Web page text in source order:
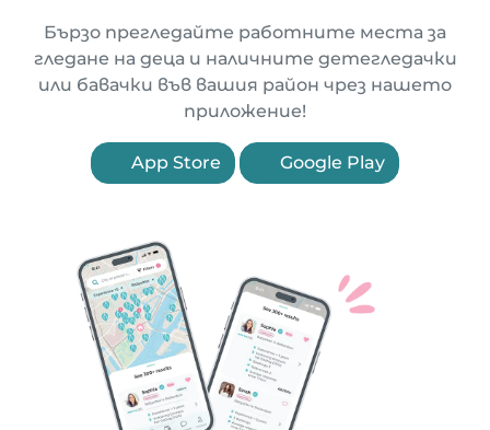
Бързо прегледайте работните места за
гледане на деца и наличните детегледачки
или бавачки във вашия район чрез нашето
приложение!
App Store Google Play